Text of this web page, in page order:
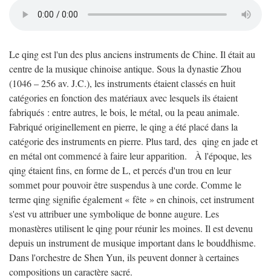
Le qing est l'un des plus anciens instruments de Chine. Il était au
centre de la musique chinoise antique. Sous la dynastie Zhou
(1046 – 256 av. J.C.), les instruments étaient classés en huit
catégories en fonction des matériaux avec lesquels ils étaient
fabriqués : entre autres, le bois, le métal, ou la peau animale.
Fabriqué originellement en pierre, le qing a été placé dans la
catégorie des instruments en pierre. Plus tard, des qing en jade et
en métal ont commencé à faire leur apparition.
À l'époque, les
qing étaient fins, en forme de L, et percés d'un trou en leur
sommet pour pouvoir être suspendus à une corde. Comme le
terme qing signifie également « fête » en chinois, cet instrument
s'est vu attribuer une symbolique de bonne augure. Les
monastères utilisent le qing pour réunir les moines. Il est devenu
depuis un instrument de musique important dans le bouddhisme.
Dans l'orchestre de Shen Yun, ils peuvent donner à certaines
compositions un caractère sacré.